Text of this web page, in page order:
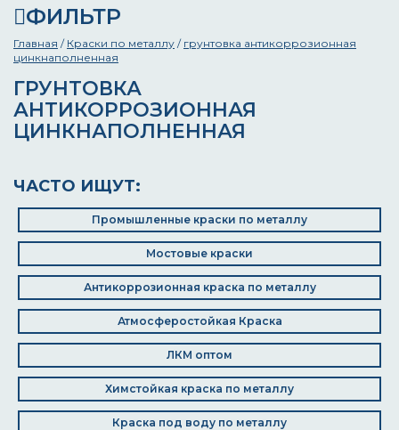
ФИЛЬТР
Главная / Краски по металлу / грунтовка антикоррозионная
цинкнаполненная
ГРУНТОВКА
АНТИКОРРОЗИОННАЯ
ЦИНКНАПОЛНЕННАЯ
ЧАСТО ИЩУТ:
Промышленные краски по металлу
Мостовые краски
Антикоррозионная краска по металлу
Атмосферостойкая Краска
ЛКМ оптом
Химстойкая краска по металлу
Краска под воду по металлу